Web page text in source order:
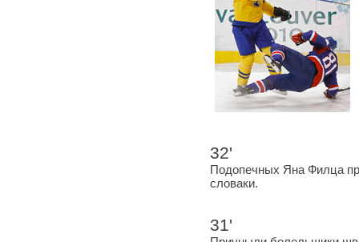
32'
Подопечных Яна Филца
словаки.
31'